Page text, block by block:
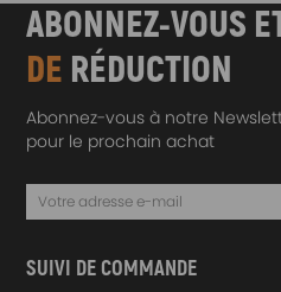
ABONNEZ-VOUS
DE RÉDUCTION
Abonnez-vous à notre
pour le prochain achat
SUIVI DE COMMANDE